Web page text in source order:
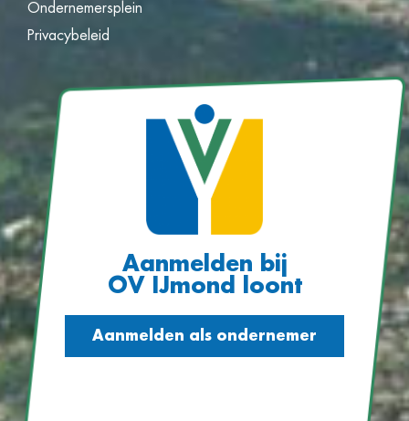
Ondernemersplein
Privacybeleid
Aanmelden bij
OV IJmond loont
Aanmelden als ondernemer